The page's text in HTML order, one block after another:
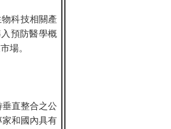
科技相關產
預防醫學概
場。
直整合之公
和國內具有